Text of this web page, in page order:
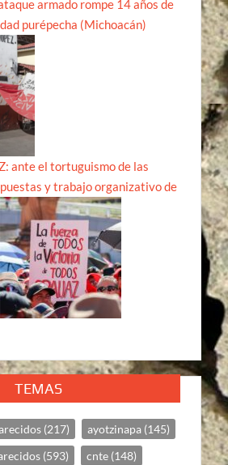
armado rompe 14 años de
purépecha (Michoacán)
ante el tortuguismo de las
y trabajo organizativo de
TEMAS
(217) ayotzinapa (145)
(593) cnte (148)